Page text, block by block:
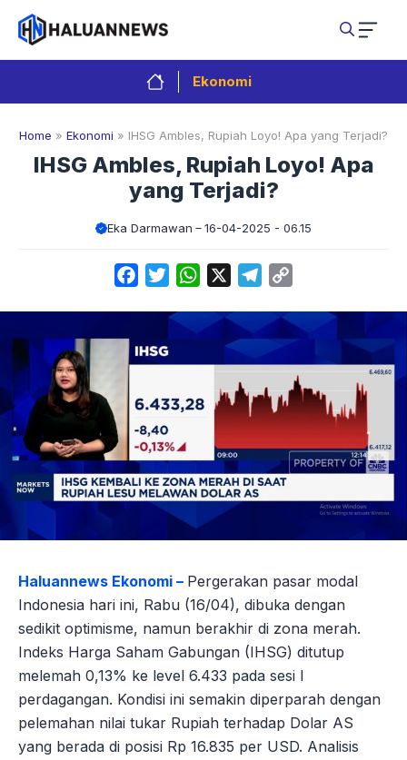
Langsung
isi
Ekonomi
Home » Ekonomi » IHSG Ambles, Rupiah Loyo! Apa yang Terjadi?
IHSG Ambles, Rupiah Loyo! Apa
yang Terjadi?
Eka Darmawan 16-04-2025 - 06.15
FacebookTwitterWhatsApp Telegram
Haluannews Ekonomi – Pergerakan pasar modal
Indonesia hari ini, Rabu (16/04), dibuka dengan
sedikit optimisme, namun berakhir di zona merah.
Indeks Harga Saham Gabungan (IHSG) ditutup
melemah 0,13% ke level 6.433 pada sesi I
perdagangan. Kondisi ini semakin diperparah dengan
pelemahan nilai tukar Rupiah terhadap Dolar AS
yang berada di posisi Rp 16.835 per USD. Analisis